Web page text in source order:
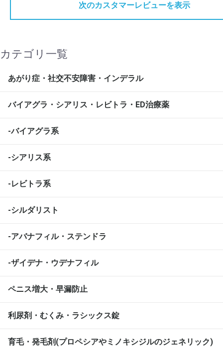
次のカスタマーレビューを表示
カテゴリ一覧
あがり症・社交不安障害・インデラル
バイアグラ・シアリス・レビトラ・ED治療薬
-バイアグラ系
-シアリス系
-レビトラ系
-シルダリスト
-アバナフィル・ステンドラ
-ザイデナ・ウデナフィル
ペニス増大・早漏防止
利尿剤・むくみ・ラシックス錠
育毛・発毛剤(プロペシアやミノキシジルのジェネリック)